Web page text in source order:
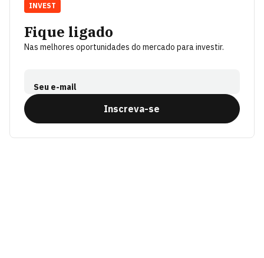
Fique ligado
Nas melhores oportunidades do mercado para investir.
Seu e-mail
Inscreva-se
INVEST